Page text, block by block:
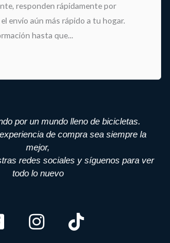
responden rápidamente por
envío aún más rápido a tu hogar.
hasta que...
por un mundo lleno de bicicletas.
de compra sea siempre la
mejor,
redes sociales y síguenos para ver
todo lo nuevo